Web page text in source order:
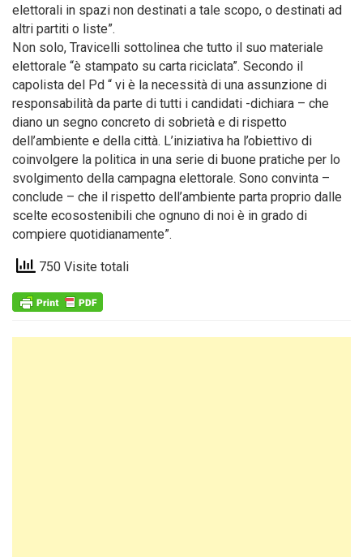
elettorali in spazi non destinati a tale scopo, o destinati ad
altri partiti o liste”.
Non solo, Travicelli sottolinea che tutto il suo materiale
elettorale “è stampato su carta riciclata”. Secondo il
capolista del Pd “ vi è la necessità di una assunzione di
responsabilità da parte di tutti i candidati -dichiara – che
diano un segno concreto di sobrietà e di rispetto
dell’ambiente e della città. L’iniziativa ha l’obiettivo di
coinvolgere la politica in una serie di buone pratiche per lo
svolgimento della campagna elettorale. Sono convinta –
conclude – che il rispetto dell’ambiente parta proprio dalle
scelte ecosostenibili che ognuno di noi è in grado di
compiere quotidianamente”.
750 Visite totali